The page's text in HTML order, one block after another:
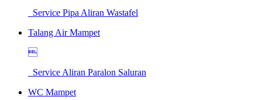
Service Pipa Aliran Wastafel
Talang Air Mampet

Service Aliran Paralon Saluran
WC Mampet